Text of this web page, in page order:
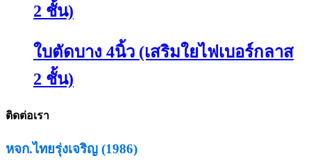
2 ชั้น)
ใบตัดบาง 4นิ้ว (เสริมใยไฟเบอร์กลาส
2 ชั้น)
ติดต่อเรา
หจก.ไทยรุ่งเจริญ (1986)